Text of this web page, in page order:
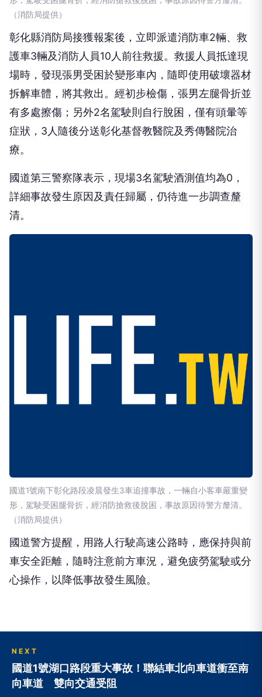
彰化縣消防局接獲報案後，立即派遣消防車2輛、救
護車3輛及消防人員10人前往救援。救援人員抵達現
場時，發現張男受困於變形車內，隨即使用破壞器材
拆解車體，將其救出。經初步檢傷，張男左腿骨折並
有多處擦傷；另外2名駕駛則自行脫困，僅有頭暈等
症狀，3人隨後分送彰化基督教醫院及秀傳醫院治
療。
國道第三警察隊表示，現場3名駕駛酒測值均為0，
詳細事故發生原因及責任歸屬，仍待進一步調查釐
清。
形，駕駛受困腿骨折，經消防搶救後脫困，事故原因待警方釐清。
（消防局提供）
國道警方提醒，用路人行駛高速公路時，應保持與前
車安全距離，隨時注意前方車況，避免疲勞駕駛或分
心操作，以降低事故發生風險。
NEXT
國道1號湖口路段重大事故！聯結車北向車道衝至南
向車道 雙向交通受阻
向下繼續閱讀